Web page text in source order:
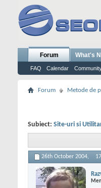
Forum
FAQ Calendar
What's
Forum Metode de
Subiect: Site-uri si
26th October 2004,